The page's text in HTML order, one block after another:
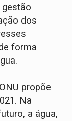
dos
forma
propõe
Na
a água,